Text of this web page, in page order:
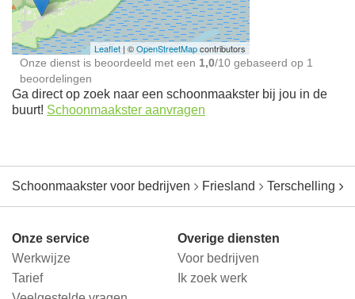
Leaflet| ©OpenStreetMapcontributors
Onze dienst is beoordeeld met een 1,0/10 gebaseerd op 1
beoordelingen
Ga direct op zoek naar een schoonmaakster bij jou in de
buurt! Schoonmaakster aanvragen
Schoonmaakster voor bedrijven Friesland Terschelling
Onze service
Werkwijze
Tarief
Overige diensten
Voor bedrijven
Ik zoek werk